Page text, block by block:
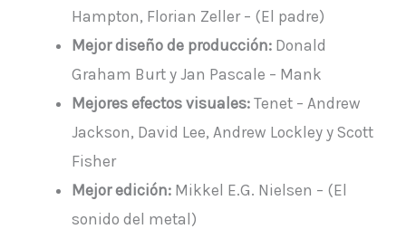
Hampton, Florian Zeller – (El padre)
Mejor diseño de producción:Donald
Graham Burt y Jan Pascale – Mank
Mejores efectos visuales:Tenet – Andrew
Jackson, David Lee, Andrew Lockley y Scott
Fisher
Mejor edición:Mikkel E.G. Nielsen – (El
sonido del metal)